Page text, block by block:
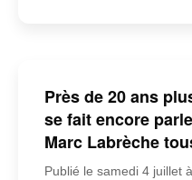
Près de 20 ans
se fait encore
Marc Labrèche
Publié le samedi 4 juillet